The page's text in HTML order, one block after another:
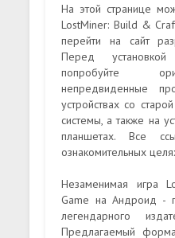
На этой странице
LostMiner: Build &
перейти на сайт
Перед установкой
попробуйте
непредвиденные
устройствах со
системы, а также на
планшетах. Все
ознакомительных
Незаменимая игра
Game на Андроид -
легендарного
Предлагаемый